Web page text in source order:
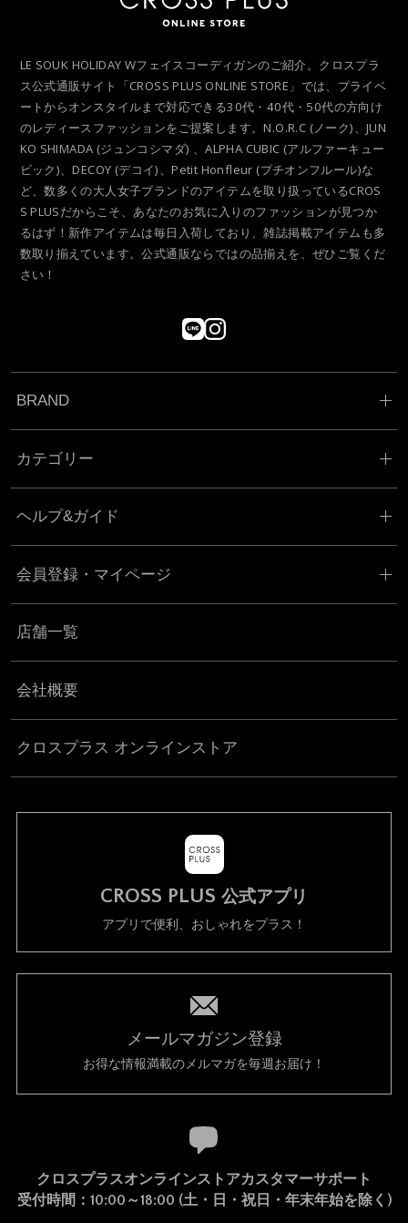
LE SOUK HOLIDAY Wフェイスコーディガンのご紹介。クロスプラ
ス公式通販サイト「CROSS PLUS ONLINE STORE」では、プライベ
ートからオンスタイルまで対応できる30代・40代・50代の方向け
のレディースファッションをご提案します。N.O.R.C (ノーク)、JUN
KO SHIMADA (ジュンコシマダ) 、ALPHA CUBIC (アルファーキュー
ビック)、DECOY (デコイ)、Petit Honfleur (プチオンフルール)な
ど、数多くの大人女子ブランドのアイテムを取り扱っているCROS
S PLUSだからこそ、あなたのお気に入りのファッションが見つか
るはず！新作アイテムは毎日入荷しており、雑誌掲載アイテムも多
数取り揃えています。公式通販ならではの品揃えを、ぜひご覧くだ
さい！
BRAND
カテゴリー
ヘルプ&ガイド
会員登録・マイページ
店舗一覧
会社概要
クロスプラス オンラインストア
CROSS PLUS 公式アプリ
アプリで便利、おしゃれをプラス！
メールマガジン登録
お得な情報満載のメルマガを毎週お届け！
クロスプラスオンラインストアカスタマーサポート
受付時間：10:00～18:00 (土・日・祝日・年末年始を除く)